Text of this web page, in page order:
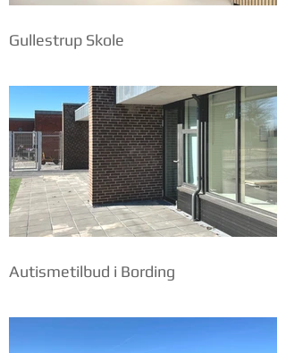
Gullestrup Skole
Autismetilbud i Bording